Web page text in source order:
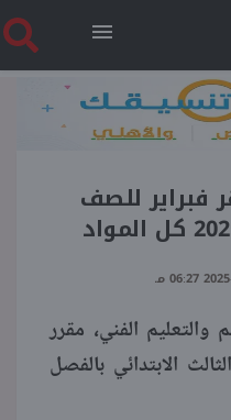
2026 للصف
والتعليم الفني، مقرر
الابتدائي بالفصل